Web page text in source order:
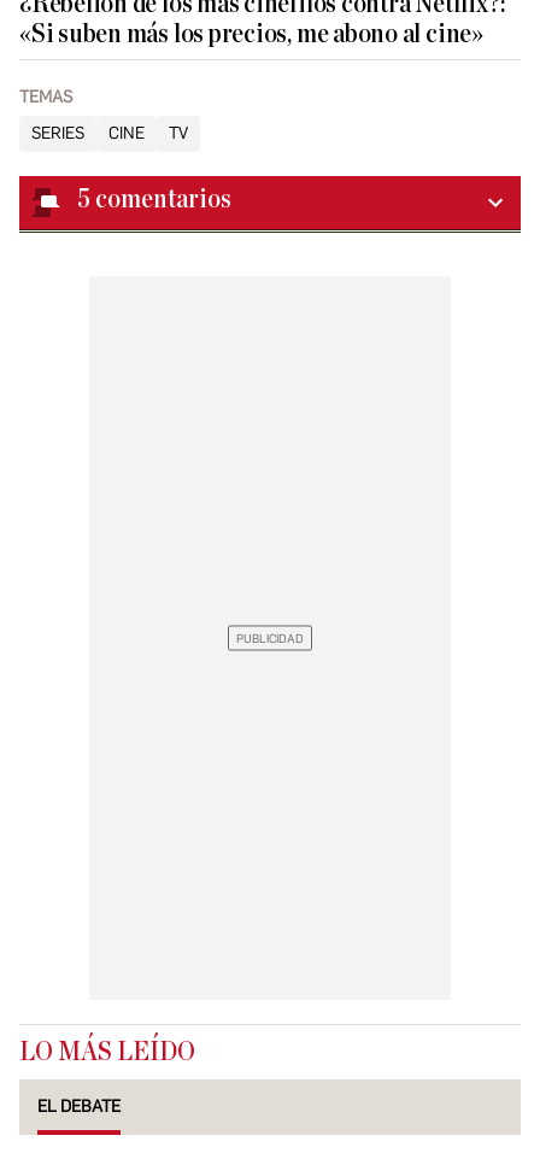
«Si suben más los precios, me abono al cine»
TEMAS
SERIES
CINE TV
5 comentarios
LO MÁS LEÍDO
EL DEBATE